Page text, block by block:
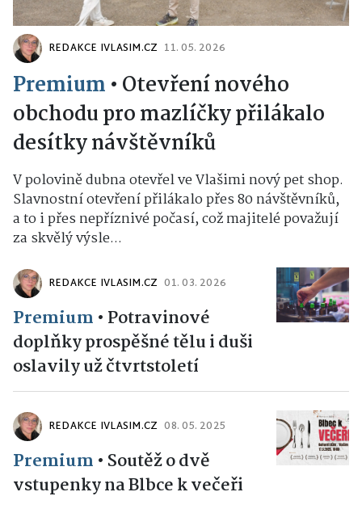
REDAKCE IVLASIM.CZ 11. 05. 2026
Premium • Otevření nového
obchodu pro mazlíčky přilákalo
desítky návštěvníků
V polovině dubna otevřel ve Vlašimi nový pet shop.
Slavnostní otevření přilákalo přes 80 návštěvníků,
a to i přes nepříznivé počasí, což majitelé považují
za skvělý výsle...
REDAKCE IVLASIM.CZ 01. 03. 2026
Premium • Potravinové
doplňky prospěšné tělu i duši
oslavily už čtvrtstoletí
REDAKCE IVLASIM.CZ 08. 05. 2025
Premium • Soutěž o dvě
vstupenky na Blbce k večeři